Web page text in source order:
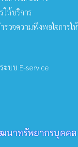
ให้บริการ
รวจความพึงพอใจการให้
ะบบ E-service
นาทรัพยากรบุคคล